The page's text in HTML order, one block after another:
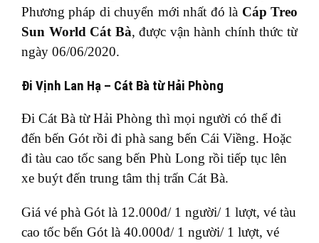
Phương pháp di chuyển mới nhất đó là Cáp Treo
Sun World Cát Bà, được vận hành chính thức từ
ngày 06/06/2020.
Đi Vịnh Lan Hạ – Cát Bà từ Hải Phòng
Đi Cát Bà từ Hải Phòng thì mọi người có thể đi
đến bến Gót rồi đi phà sang bến Cái Viềng. Hoặc
đi tàu cao tốc sang bến Phù Long rồi tiếp tục lên
xe buýt đến trung tâm thị trấn Cát Bà.
Giá vé phà Gót là 12.000đ/ 1 người/ 1 lượt, vé tàu
cao tốc bến Gót là 40.000đ/ 1 người/ 1 lượt, vé